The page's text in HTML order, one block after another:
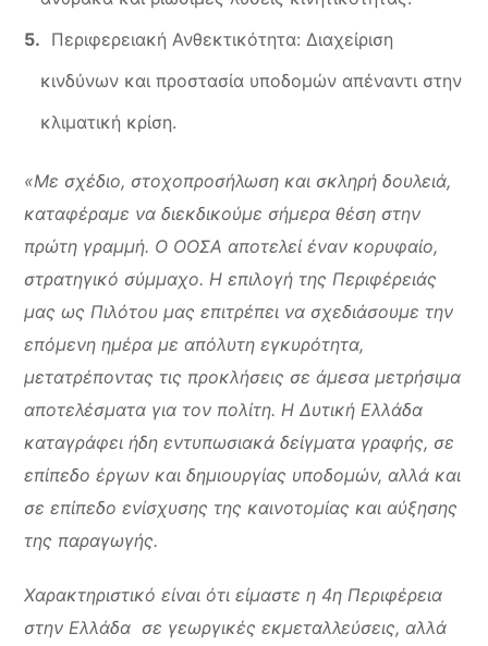
Περιφερειακή Ανθεκτικότητα: Διαχείριση
κινδύνων και προστασία υποδομών απέναντι στην
κλιματική κρίση.
«Με σχέδιο, στοχοπροσήλωση και σκληρή δουλειά,
καταφέραμε να διεκδικούμε σήμερα θέση στην
πρώτη γραμμή. Ο ΟΟΣΑ αποτελεί έναν κορυφαίο,
στρατηγικό σύμμαχο. Η επιλογή της Περιφέρειάς
μας ως Πιλότου μας επιτρέπει να σχεδιάσουμε την
επόμενη ημέρα με απόλυτη εγκυρότητα,
μετατρέποντας τις προκλήσεις σε άμεσα μετρήσιμα
αποτελέσματα για τον πολίτη. Η Δυτική Ελλάδα
καταγράφει ήδη εντυπωσιακά δείγματα γραφής, σε
επίπεδο έργων και δημιουργίας υποδομών, αλλά και
σε επίπεδο ενίσχυσης της καινοτομίας και αύξησης
της παραγωγής.
Χαρακτηριστικό είναι ότι είμαστε η 4η Περιφέρεια
στην Ελλάδα σε γεωργικές εκμεταλλεύσεις, αλλά